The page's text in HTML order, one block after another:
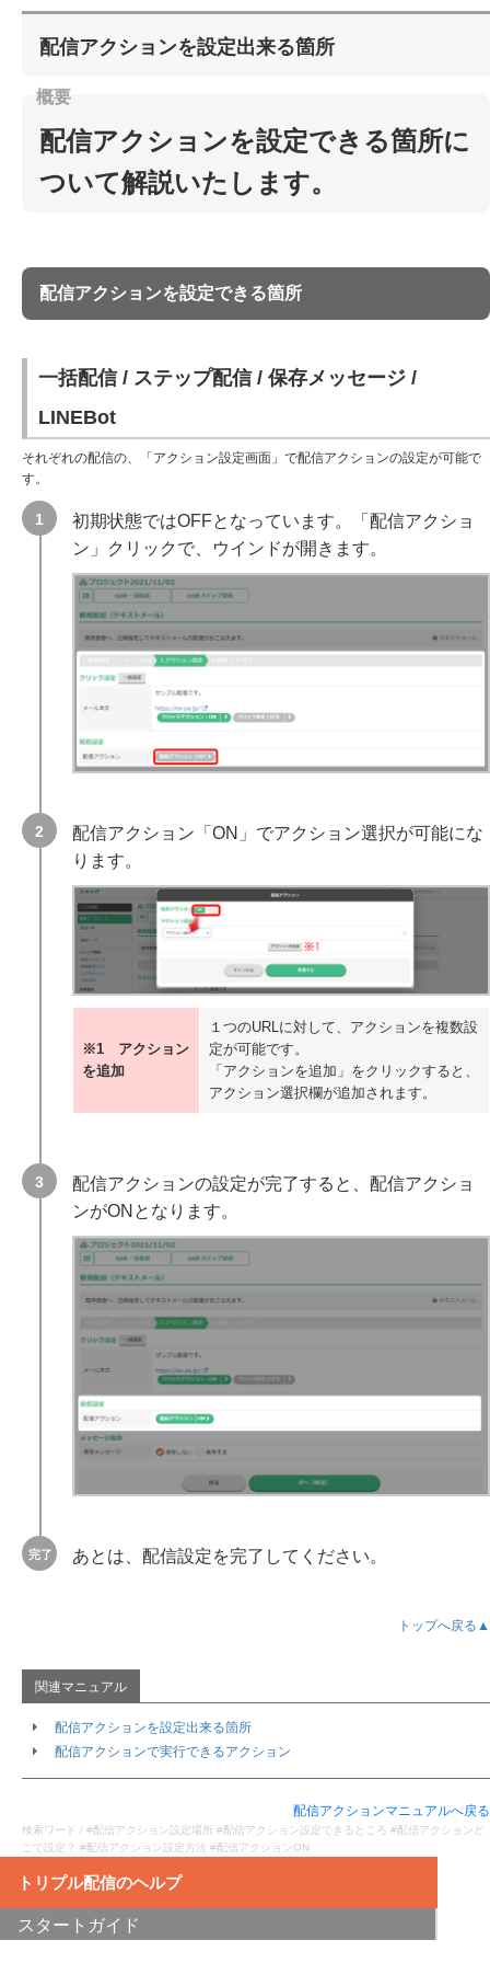
配信アクションを設定出来る箇所
配信アクションを設定できる箇所に
ついて解説いたします。
配信アクションを設定できる箇所
一括配信 / ステップ配信 / 保存メッセージ /
LINEBot
それぞれの配信の、「アクション設定画面」で配信アクションの設定が可能で
す。
初期状態ではOFFとなっています。「配信アクショ
ン」クリックで、ウインドが開きます。
配信アクション「ON」でアクション選択が可能にな
ります。
※1 アクション
を追加
１つのURLに対して、アクションを複数設
定が可能です。
「アクションを追加」をクリックすると、
アクション選択欄が追加されます。
配信アクションの設定が完了すると、配信アクショ
ンがONとなります。
あとは、配信設定を完了してください。
トップへ戻る▲
配信アクションを設定出来る箇所
配信アクションで実行できるアクション
配信アクションマニュアルへ戻る
検索ワード / #配信アクション設定場所 #配信アクション設定できるところ #配信アクションど
こで設定？ #配信アクション設定方法 #配信アクションON
スタートガイド